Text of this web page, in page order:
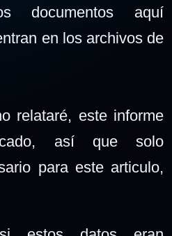
documentos aquí
en los archivos de
relataré, este informe
así que solo
para este articulo,